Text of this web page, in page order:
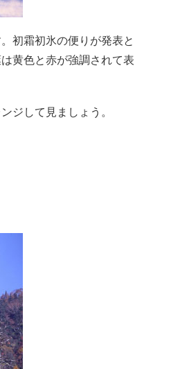
初霜初氷の便りが発表と
黄色と赤が強調されて表
ジして見ましょう。